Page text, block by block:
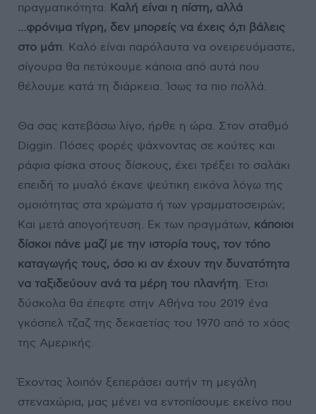
πραγματικότητα. Καλή είναι η πίστη, αλλά
...φρόνιμα τίγρη, δεν μπορείς να έχεις ό,τι βάλεις
στο μάτι. Καλό είναι παρόλαυτα να ονειρευόμαστε,
σίγουρα θα πετύχουμε κάποια από αυτά που
θέλουμε κατά τη διάρκεια. Ίσως τα πιο πολλά.
Θα σας κατεβάσω λίγο, ήρθε η ώρα. Στον σταθμό
Diggin. Πόσες φορές ψάχνοντας σε κούτες και
ράφια φίσκα στους δίσκους, έχει τρέξει το σαλάκι
επειδή το μυαλό έκανε ψεύτικη εικόνα λόγω της
ομοιότητας στα χρώματα ή των γραμματοσειρών;
Και μετά απογοήτευση. Εκ των πραγμάτων, κάποιοι
δίσκοι πάνε μαζί με την ιστορία τους, τον τόπο
καταγωγής τους, όσο κι αν έχουν την δυνατότητα
να ταξιδεύουν ανά τα μέρη του πλανήτη. Έτσι
δύσκολα θα έπεφτε στην Αθήνα του 2019 ένα
γκόσπελ τζαζ της δεκαετίας του 1970 από το χάος
της Αμερικής.
Έχοντας λοιπόν ξεπεράσει αυτήν τη μεγάλη
στεναχώρια, μας μένει να εντοπίσουμε εκείνο που